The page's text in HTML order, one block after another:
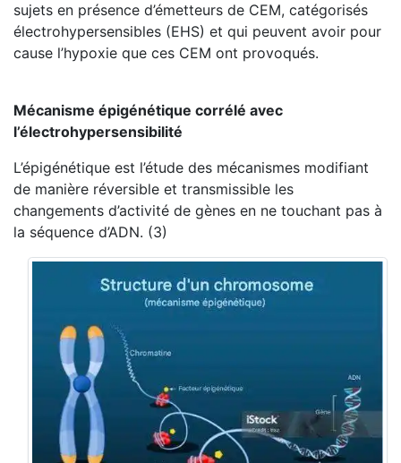
sujets en présence d’émetteurs de CEM, catégorisés
électrohypersensibles (EHS) et qui peuvent avoir pour
cause l’hypoxie que ces CEM ont provoqués.
Mécanisme épigénétique corrélé avec
l’électrohypersensibilité
L’épigénétique est l’étude des mécanismes modifiant
de manière réversible et transmissible les
changements d’activité de gènes en ne touchant pas à
la séquence d’ADN. (3)